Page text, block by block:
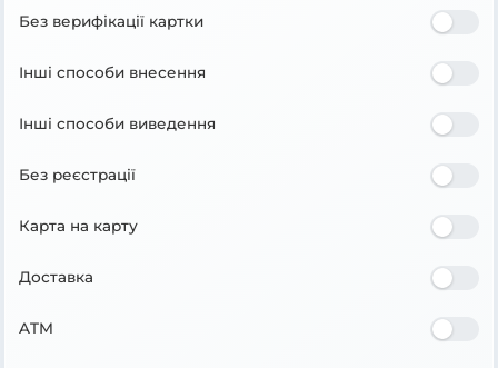
Без верифікації картки
Інші способи внесення
Інші способи виведення
Без реєстрації
Карта на карту
Доставка
ATM